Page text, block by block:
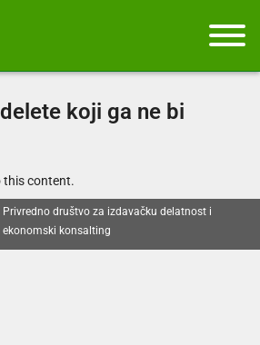
koji ga ne bi
this content.
Privredno društvo za izdavačku delatnost i
ekonomski konsalting